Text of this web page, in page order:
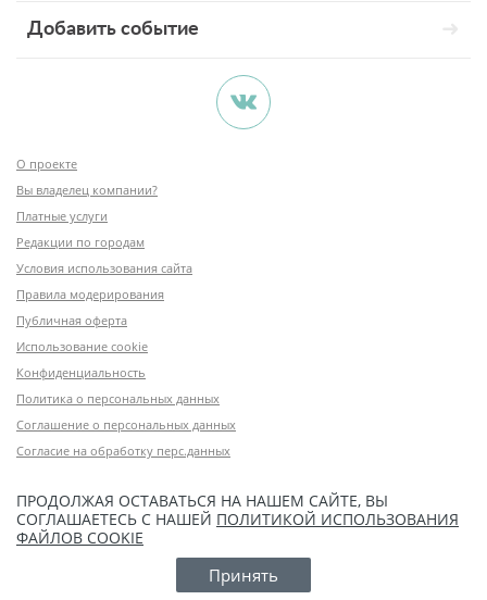
Добавить событие
О проекте
Вы владелец компании?
Платные услуги
Редакции по городам
Условия использования сайта
Правила модерирования
Публичная оферта
Использование cookie
Конфиденциальность
Политика о персональных данных
Соглашение о персональных данных
Согласие на обработку перс.данных
ПРОДОЛЖАЯ ОСТАВАТЬСЯ НА НАШЕМ САЙТЕ, ВЫ
СОГЛАШАЕТЕСЬ С НАШЕЙ ПОЛИТИКОЙ ИСПОЛЬЗОВАНИЯ
ФАЙЛОВ COOKIE
Принять